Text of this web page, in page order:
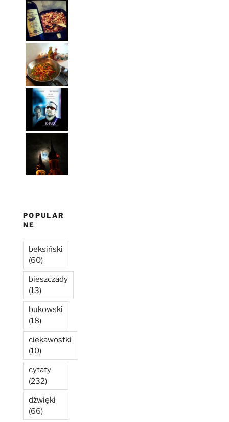
POPULAR
NE
beksiński
(60)
bieszczady
(13)
bukowski
(18)
ciekawostki
(10)
cytaty
(232)
dźwięki
(66)